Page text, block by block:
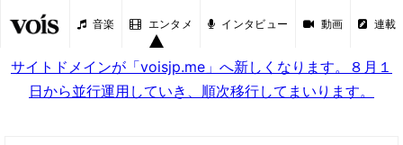
音楽 エンタメ インタビュー 動画 連載
サイトドメインが「voisjp.me」へ新しくなります。８月１
日から並行運用していき、順次移行してまいります。